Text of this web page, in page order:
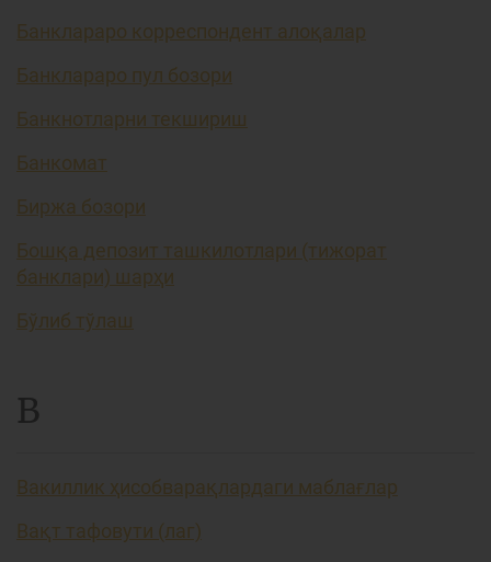
Банклараро корреспондент алоқалар
Банклараро пул бозори
Банкнотларни текшириш
Банкомат
Биржа бозори
Бошқа депозит ташкилотлари (тижорат
банклари) шарҳи
Бўлиб тўлаш
В
Вакиллик ҳисобварақлардаги маблағлар
Вақт тафовути (лаг)